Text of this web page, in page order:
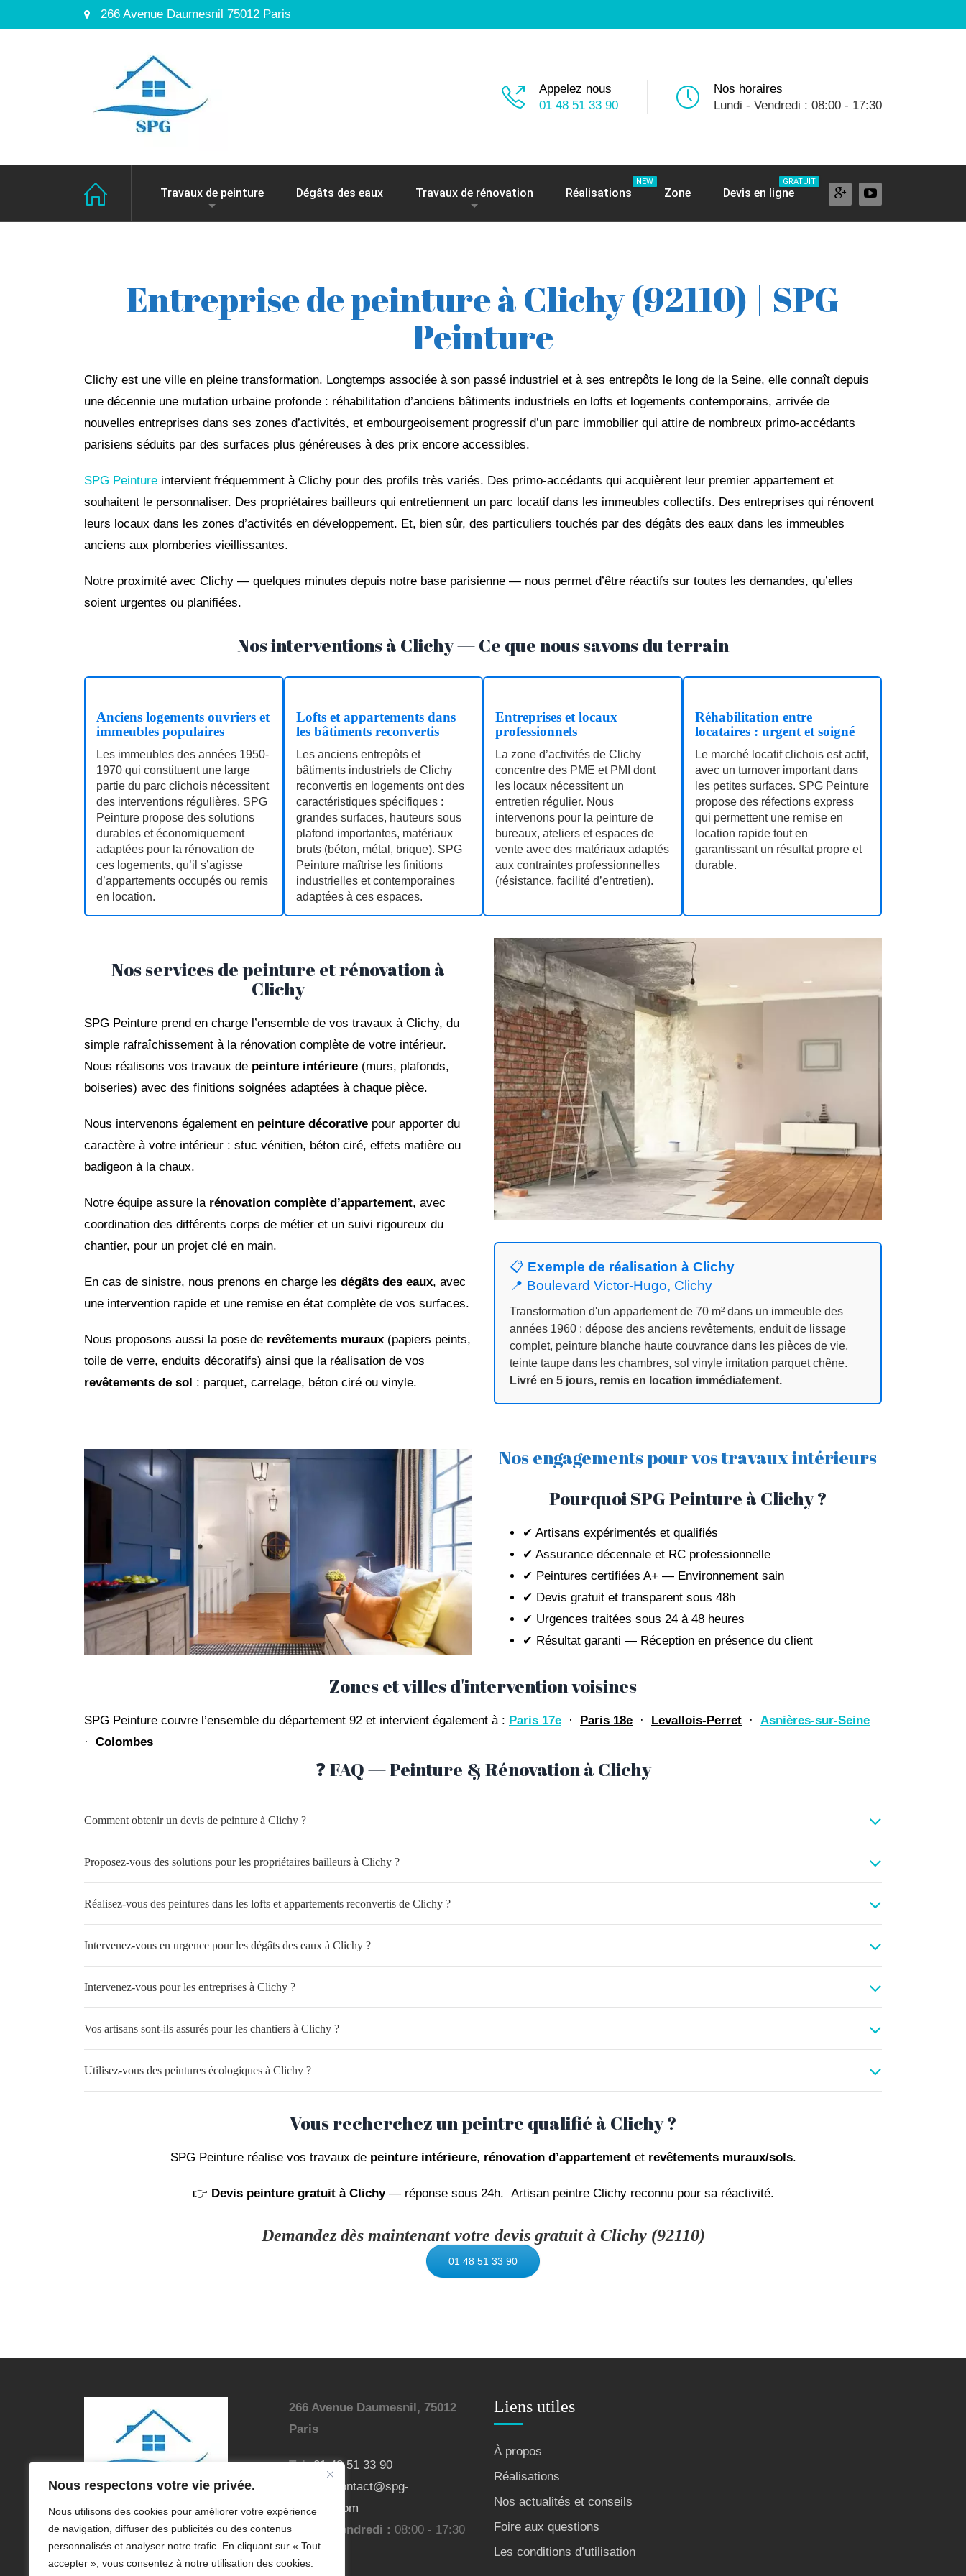
Nous respectons votre vie privée.
Nous utilisons des cookies pour améliorer votre expérience
de navigation, diffuser des publicités ou des contenus
personnalisés et analyser notre trafic. En cliquant sur « Tout
accepter », vous consentez à notre utilisation des cookies.
266 Avenue Daumesnil 75012 Paris
Appelez nous
01 48 51 33 90
Nos horaires
Lundi - Vendredi : 08:00 - 17:30
Travaux de peinture Dégâts des eaux Travaux de rénovation Réalisations
NEW
Zone Devis en ligne
GRATUIT
Entreprise de peinture à Clichy (92110) | SPG
Peinture
Clichy est une ville en pleine transformation. Longtemps associée à son passé industriel et à ses entrepôts le long de la Seine, elle connaît depuis
une décennie une mutation urbaine profonde : réhabilitation d’anciens bâtiments industriels en lofts et logements contemporains, arrivée de
nouvelles entreprises dans ses zones d’activités, et embourgeoisement progressif d’un parc immobilier qui attire de nombreux primo-accédants
parisiens séduits par des surfaces plus généreuses à des prix encore accessibles.
SPG Peinture intervient fréquemment à Clichy pour des profils très variés. Des primo-accédants qui acquièrent leur premier appartement et
souhaitent le personnaliser. Des propriétaires bailleurs qui entretiennent un parc locatif dans les immeubles collectifs. Des entreprises qui rénovent
leurs locaux dans les zones d’activités en développement. Et, bien sûr, des particuliers touchés par des dégâts des eaux dans les immeubles
anciens aux plomberies vieillissantes.
Notre proximité avec Clichy — quelques minutes depuis notre base parisienne — nous permet d’être réactifs sur toutes les demandes, qu’elles
soient urgentes ou planifiées.
Nos interventions à Clichy — Ce que nous savons du terrain
Anciens logements ouvriers et
immeubles populaires
Les immeubles des années 1950-
1970 qui constituent une large
partie du parc clichois nécessitent
des interventions régulières. SPG
Peinture propose des solutions
durables et économiquement
adaptées pour la rénovation de
ces logements, qu’il s’agisse
d’appartements occupés ou remis
en location.
Lofts et appartements dans
les bâtiments reconvertis
Les anciens entrepôts et
bâtiments industriels de Clichy
reconvertis en logements ont des
caractéristiques spécifiques :
grandes surfaces, hauteurs sous
plafond importantes, matériaux
bruts (béton, métal, brique). SPG
Peinture maîtrise les finitions
industrielles et contemporaines
adaptées à ces espaces.
Entreprises et locaux
professionnels
La zone d’activités de Clichy
concentre des PME et PMI dont
les locaux nécessitent un
entretien régulier. Nous
intervenons pour la peinture de
bureaux, ateliers et espaces de
vente avec des matériaux adaptés
aux contraintes professionnelles
(résistance, facilité d’entretien).
Réhabilitation entre
locataires : urgent et soigné
Le marché locatif clichois est actif,
avec un turnover important dans
les petites surfaces. SPG Peinture
propose des réfections express
qui permettent une remise en
location rapide tout en
garantissant un résultat propre et
durable.
Nos services de peinture et rénovation à
Clichy
SPG Peinture prend en charge l’ensemble de vos travaux à Clichy, du
simple rafraîchissement à la rénovation complète de votre intérieur.
Nous réalisons vos travaux de peinture intérieure (murs, plafonds,
boiseries) avec des finitions soignées adaptées à chaque pièce.
Nous intervenons également en peinture décorative pour apporter du
caractère à votre intérieur : stuc vénitien, béton ciré, effets matière ou
badigeon à la chaux.
Notre équipe assure la rénovation complète d’appartement, avec
coordination des différents corps de métier et un suivi rigoureux du
chantier, pour un projet clé en main.
En cas de sinistre, nous prenons en charge les dégâts des eaux, avec
une intervention rapide et une remise en état complète de vos surfaces.
Nous proposons aussi la pose de revêtements muraux (papiers peints,
toile de verre, enduits décoratifs) ainsi que la réalisation de vos
revêtements de sol : parquet, carrelage, béton ciré ou vinyle.
📋 Exemple de réalisation à Clichy
📍 Boulevard Victor-Hugo, Clichy
Transformation d'un appartement de 70 m² dans un immeuble des
années 1960 : dépose des anciens revêtements, enduit de lissage
complet, peinture blanche haute couvrance dans les pièces de vie,
teinte taupe dans les chambres, sol vinyle imitation parquet chêne.
Livré en 5 jours, remis en location immédiatement.
Nos engagements pour vos travaux intérieurs
Pourquoi SPG Peinture à Clichy ?
✔ Artisans expérimentés et qualifiés
✔ Assurance décennale et RC professionnelle
✔ Peintures certifiées A+ — Environnement sain
✔ Devis gratuit et transparent sous 48h
✔ Urgences traitées sous 24 à 48 heures
✔ Résultat garanti — Réception en présence du client
Zones et villes d'intervention voisines
SPG Peinture couvre l’ensemble du département 92 et intervient également à : Paris 17e · Paris 18e · Levallois-Perret ·
Asnières-sur-Seine
· Colombes
❓ FAQ — Peinture & Rénovation à Clichy
Comment obtenir un devis de peinture à Clichy ?
Proposez-vous des solutions pour les propriétaires bailleurs à Clichy ?
Réalisez-vous des peintures dans les lofts et appartements reconvertis de Clichy ?
Intervenez-vous en urgence pour les dégâts des eaux à Clichy ?
Intervenez-vous pour les entreprises à Clichy ?
Vos artisans sont-ils assurés pour les chantiers à Clichy ?
Utilisez-vous des peintures écologiques à Clichy ?
Vous recherchez un peintre qualifié à Clichy ?
SPG Peinture réalise vos travaux de peinture intérieure, rénovation d’appartementet revêtements muraux/sols.
👉 Devis peinture gratuit à Clichy— réponse sous 24h. Artisan peintre Clichy reconnu pour sa réactivité.
Demandez dès maintenant votre devis gratuit à Clichy (92110)
01 48 51 33 90
266 Avenue Daumesnil, 75012
Paris
Tel:01 48 51 33 90
contact@spg-
peinture.com
Lundi - Vendredi : 08:00 - 17:30
Liens utiles
À propos
Réalisations
Nos actualités et conseils
Foire aux questions
Les conditions d’utilisation